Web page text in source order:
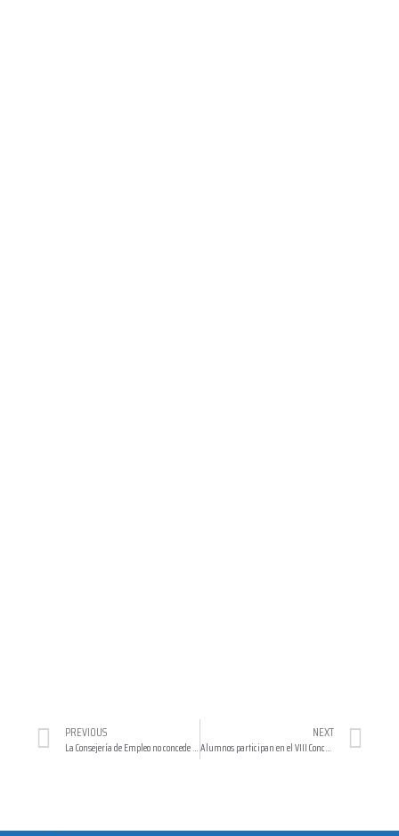
PREVIOUS
La Consejería de Empleo no concede ni un solo curso a la Fundación Escuela Hispano Árabe de la Dieta Mediterránea
NEXT
Alumnos participan en el VIII Concurso de Coctelería Cervecera